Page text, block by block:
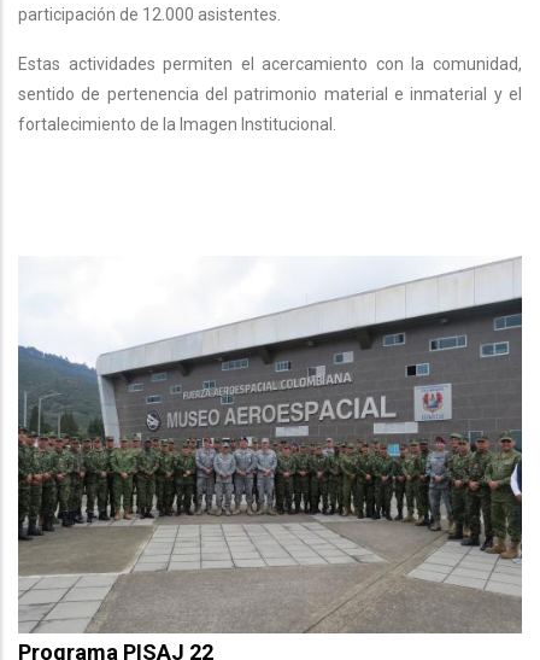
participación de 12.000 asistentes.
Estas actividades permiten el acercamiento con la comunidad,
sentido de pertenencia del patrimonio material e inmaterial y el
fortalecimiento de la Imagen Institucional.
Programa PISAJ 22